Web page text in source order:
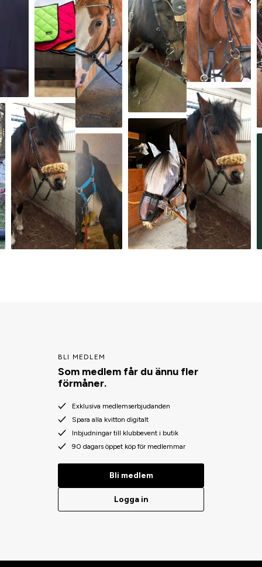
BLI MEDLEM
Som medlem får du ännu fler
förmåner.
Exklusiva medlemserbjudanden
Spara alla kvitton digitalt
Inbjudningar till klubbevent i butik
90 dagars öppet köp för medlemmar
Bli medlem
Logga in